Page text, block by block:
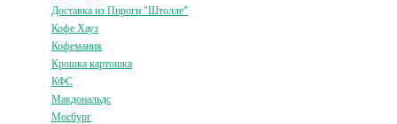
Доставка из Пироги "Штолле"
Кофе Хауз
Кофемания
Крошка картошка
КФС
Макдональдс
Мосбург